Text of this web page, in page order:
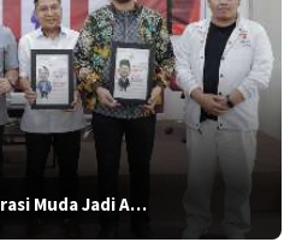
Muda Jadi A…